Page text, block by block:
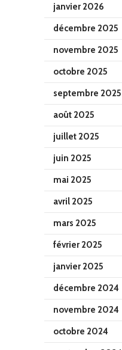
janvier 2026
décembre 2025
novembre 2025
octobre 2025
septembre 2025
août 2025
juillet 2025
juin 2025
mai 2025
avril 2025
mars 2025
février 2025
janvier 2025
décembre 2024
novembre 2024
octobre 2024